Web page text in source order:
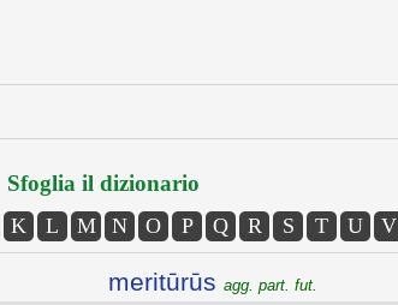
Sfoglia il dizionario
K L M N O P Q R S T U V
meritūrūs agg. part. fut.